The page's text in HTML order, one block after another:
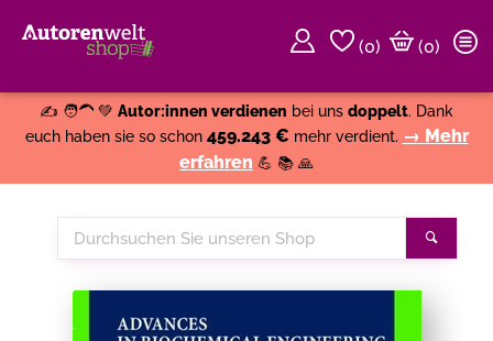
(0)
(0)
✍️ 🧑‍🦱 💚 Autor:innen verdienen bei uns doppelt. Dank
euch haben sie so schon 459.243 € mehr verdient. → Mehr
erfahren 💪 📚 🙏
Durchsuchen
Sie